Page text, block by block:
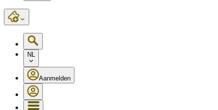
NL
Aanmelden